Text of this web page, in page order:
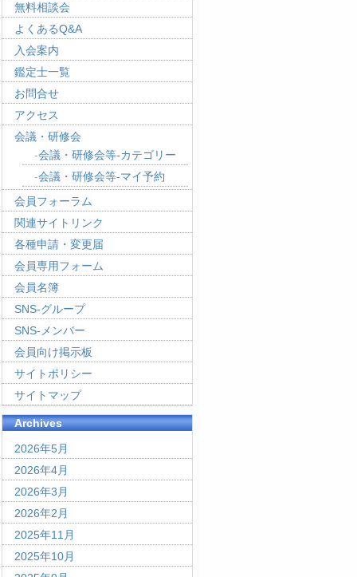
無料相談会
よくあるQ&A
入会案内
鑑定士一覧
お問合せ
アクセス
会議・研修会
会議・研修会等-カテゴリー
会議・研修会等-マイ予約
会員フォーラム
関連サイトリンク
各種申請・変更届
会員専用フォーム
会員名簿
SNS-グループ
SNS-メンバー
会員向け掲示板
サイトポリシー
サイトマップ
Archives
2026年5月
2026年4月
2026年3月
2026年2月
2025年11月
2025年10月